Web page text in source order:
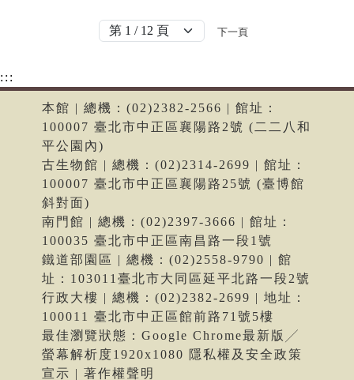
下一頁
:::
本館 | 總機：(02)2382-2566 | 館址：
100007 臺北市中正區襄陽路2號 (二二八和
平公園內)
古生物館 | 總機：(02)2314-2699 | 館址：
100007 臺北市中正區襄陽路25號 (臺博館
斜對面)
南門館 | 總機：(02)2397-3666 | 館址：
100035 臺北市中正區南昌路一段1號
鐵道部園區 | 總機：(02)2558-9790 | 館
址：103011臺北市大同區延平北路一段2號
行政大樓 | 總機：(02)2382-2699 | 地址：
100011 臺北市中正區館前路71號5樓
最佳瀏覽狀態：Google Chrome最新版╱
螢幕解析度1920x1080 隱私權及安全政策
宣示 | 著作權聲明